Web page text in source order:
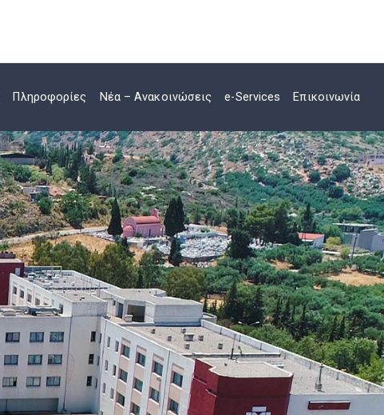
Πληροφορίες Νέα – Ανακοινώσεις e-Services Επικοινωνία